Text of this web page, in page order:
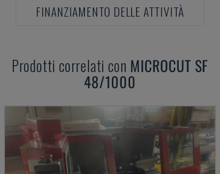
FINANZIAMENTO DELLE ATTIVITÀ
Prodotti correlati con MICROCUT SF
48/1000